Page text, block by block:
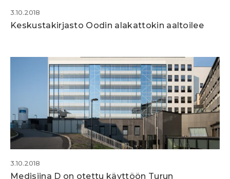
3.10.2018
Keskustakirjasto Oodin alakattokin aaltoilee
3.10.2018
Medisiina D on otettu käyttöön Turun